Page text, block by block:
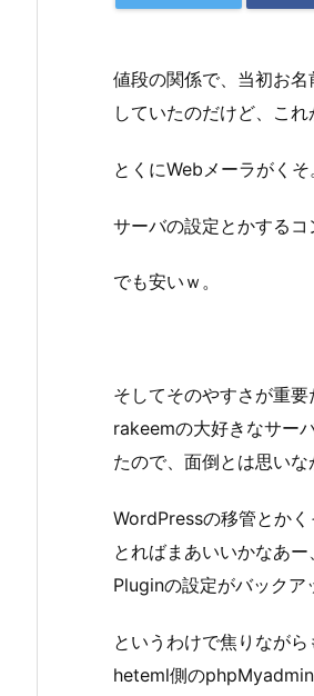
値段の関係で、当初お
していたのだけど、これ
とくにWebメーラがくそ
サーバの設定とかするコ
でも安いｗ。
そしてそのやすさが重
rakeemの大好きなサー
たので、面倒とは思いな
WordPressの移管とか
とればまあいいかなあ
Pluginの設定がバックア
というわけで焦りなが
heteml側のphpMyadmin